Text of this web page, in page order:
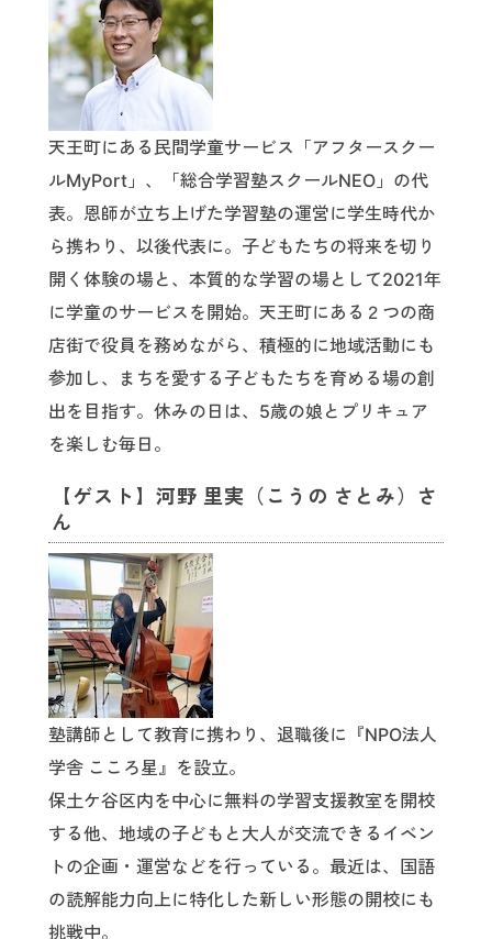
天王町にある民間学童サービス「アフタースクー
ルMyPort」、「総合学習塾スクールNEO」の代
表。恩師が立ち上げた学習塾の運営に学生時代か
ら携わり、以後代表に。子どもたちの将来を切り
開く体験の場と、本質的な学習の場として2021年
に学童のサービスを開始。天王町にある２つの商
店街で役員を務めながら、積極的に地域活動にも
参加し、まちを愛する子どもたちを育める場の創
出を目指す。休みの日は、5歳の娘とプリキュア
を楽しむ毎日。
【ゲスト】河野 里実（こうの さとみ）さ
ん
塾講師として教育に携わり、退職後に『NPO法人
学舎 こころ星』を設立。
保土ケ谷区内を中心に無料の学習支援教室を開校
する他、地域の子どもと大人が交流できるイベン
トの企画・運営などを行っている。最近は、国語
の読解能力向上に特化した新しい形態の開校にも
挑戦中。